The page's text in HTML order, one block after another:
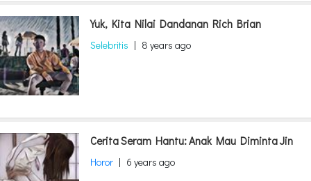
Yuk, Kita Nilai Dandanan Rich Brian
Selebritis | 8 years ago
Cerita Seram Hantu: Anak Mau Diminta Jin
Horor | 6 years ago